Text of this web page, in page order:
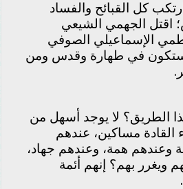
كل القبائح والفساد
اقتل الجهمي الشيعي
الإسماعيلي الصوفي
وستكون في طهارة وقدس ومن
الطريق؟ لا يوجد أسهل من
القادة مساكين، عندهم
وعندهم همة، وعندهم جهاد،
ويغرر بهم؟ إنهم أئمة